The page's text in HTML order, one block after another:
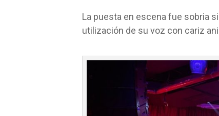
La puesta en escena fue sobria
utilización de su voz con cariz